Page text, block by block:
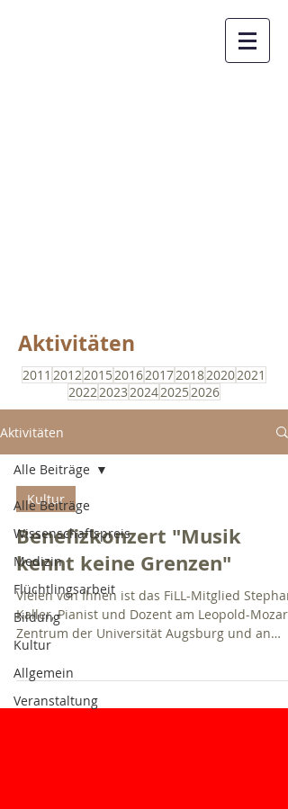
Aktivitäten
2011 2012201520162017201820202021
20222023202420252026
Aktivitäten
Alle Beiträge
Wissenschaftspreis
Medizin
Flüchtlingsarbeit
Bildung
Kultur
Allgemein
Veranstaltung
Alle Beiträge
Kultur
Benefizkonzert "Musik
kennt keine Grenzen"
Vielen von Ihnen ist das FiLL-Mitglied Stephan
Kaller, Pianist und Dozent am Leopold-Mozart-
Zentrum der Universität Augsburg und an
der...